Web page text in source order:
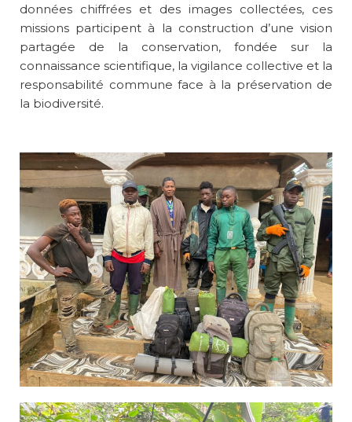
données chiffrées et des images collectées, ces
missions participent à la construction d’une vision
partagée de la conservation, fondée sur la
connaissance scientifique, la vigilance collective et la
responsabilité commune face à la préservation de
la biodiversité.